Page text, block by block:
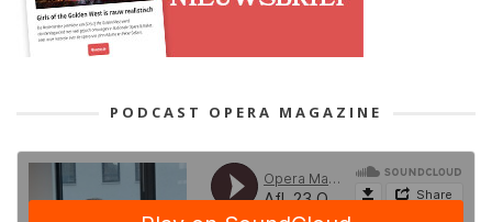
PODCAST OPERA MAGAZINE